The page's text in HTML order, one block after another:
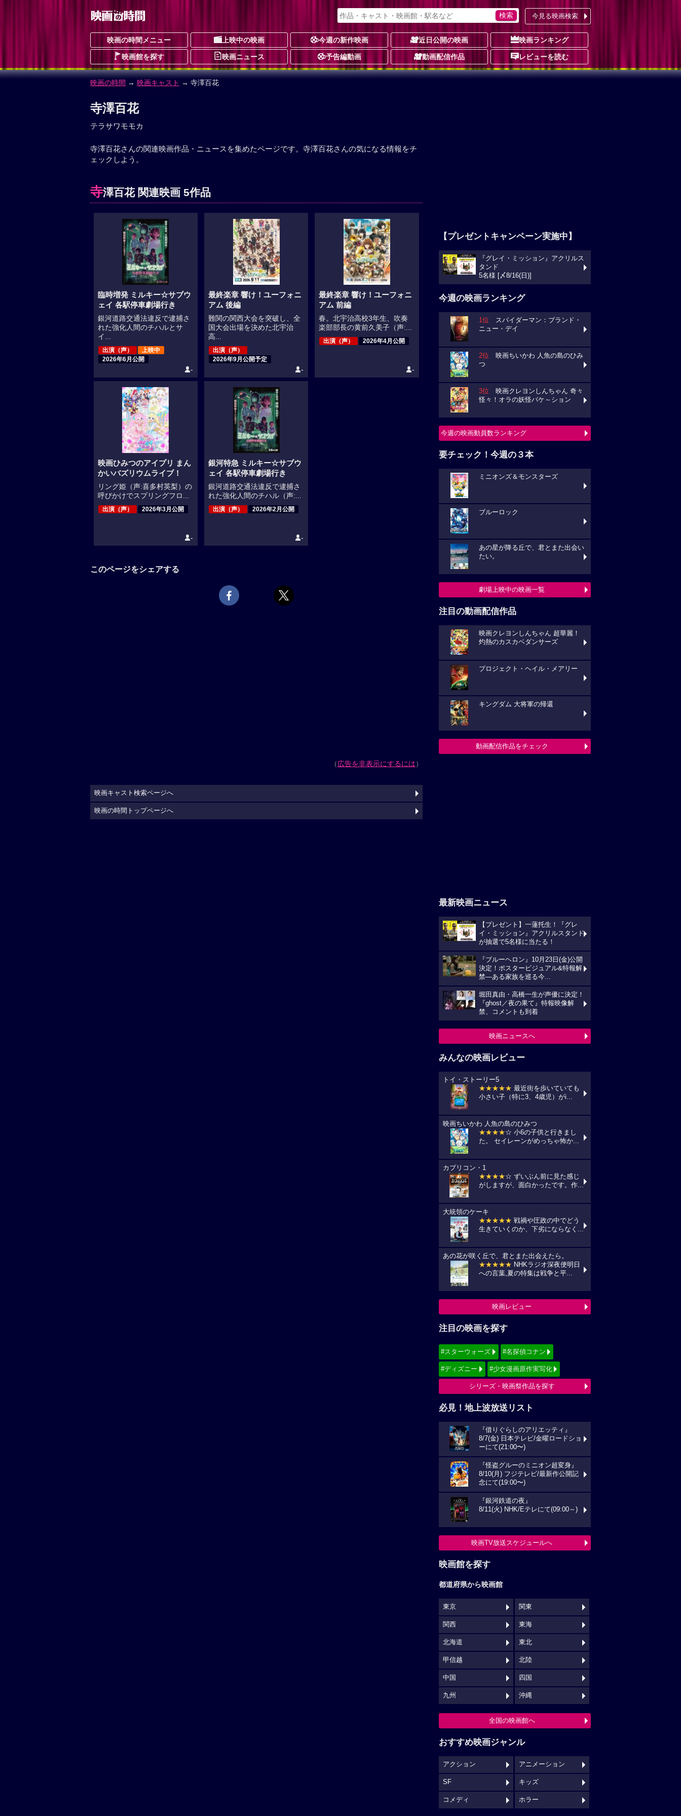
今見る映画検索
映画の時間メニュー 上映中の映画 今週の新作映画 近日公開の映画 映画ランキング
映画館を探す 映画ニュース 予告編動画 動画配信作品 レビューを読む
映画の時間 → 映画キャスト → 寺澤百花
寺澤百花
テラサワモモカ
寺澤百花さんの関連映画作品・ニュースを集めたページです。寺澤百花さんの気になる情報をチ
ェックしよう。
寺澤百花 関連映画 5作品
臨時増発 ミルキー☆サブウ
ェイ 各駅停車劇場行き
銀河道路交通法違反で逮捕さ
れた強化人間のチハルとサ
イ...
出演（声）
上映中
2026年6月公開
-
最終楽章 響け！ユーフォニ
アム 後編
難関の関西大会を突破し、全
国大会出場を決めた北宇治
高...
出演（声）
2026年9月公開予定
-
最終楽章 響け！ユーフォニ
アム 前編
春。北宇治高校3年生、吹奏
楽部部長の黄前久美子（声:...
出演（声） 2026年4月公開
-
映画ひみつのアイプリ まん
かいバズリウムライブ！
リング姫（声:喜多村英梨）の
呼びかけでスプリングフロ...
出演（声） 2026年3月公開
-
銀河特急 ミルキー☆サブウ
ェイ 各駅停車劇場行き
銀河道路交通法違反で逮捕さ
れた強化人間のチハル（声:...
出演（声） 2026年2月公開
-
このページをシェアする
（広告を非表示にするには）
【プレゼントキャンペーン実施中】
『グレイ・ミッション』アクリルス
タンド
5名様 [〆8/16(日)]
今週の映画ランキング
1位 スパイダーマン：ブランド・
ニュー・デイ
2位 映画ちいかわ 人魚の島のひみ
つ
3位 映画クレヨンしんちゃん 奇々
怪々！オラの妖怪バケ～ション
今週の映画動員数ランキング
要チェック！今週の３本
ミニオンズ＆モンスターズ
ブルーロック
あの星が降る丘で、君とまた出会い
たい。
劇場上映中の映画一覧
注目の動画配信作品
映画クレヨンしんちゃん 超華麗！
灼熱のカスカベダンサーズ
プロジェクト・ヘイル・メアリー
キングダム 大将軍の帰還
動画配信作品をチェック
最新映画ニュース
【プレゼント】一蓮托生！『グレ
イ・ミッション』アクリルスタンド
が抽選で5名様に当たる！
『ブルーヘロン』10月23日(金)公開
決定！ポスタービジュアル&特報解
禁―ある家族を巡る今...
堀田真由・高橋一生が声優に決定！
『ghost／夜の果て』特報映像解
禁、コメントも到着
映画ニュースへ
みんなの映画レビュー
トイ・ストーリー5
★★★★★ 最近街を歩いていても
小さい子（特に3、4歳児）がi...
映画ちいかわ 人魚の島のひみつ
★★★★☆ 小6の子供と行きまし
た。 セイレーンがめっちゃ怖か...
カプリコン・1
★★★★☆ ずいぶん前に見た感じ
がしますが、面白かったです。作...
大統領のケーキ
★★★★★ 戦禍や圧政の中でどう
生きていくのか、下劣にならなく...
あの花が咲く丘で、君とまた出会えたら。
★★★★★ NHKラジオ深夜便明日
への言葉,夏の特集は戦争と平...
映画レビュー
注目の映画を探す
#スターウォーズ #名探偵コナン
#ディズニー #少女漫画原作実写化
シリーズ・映画祭作品を探す
必見！地上波放送リスト
『借りぐらしのアリエッティ』
8/7(金) 日本テレビ/金曜ロードショ
ーにて(21:00〜)
『怪盗グルーのミニオン超変身』
8/10(月) フジテレビ/最新作公開記
念にて(19:00〜)
『銀河鉄道の夜』
8/11(火) NHK/Eテレにて(09:00～)
映画TV放送スケジュールへ
映画館を探す
都道府県から映画館
東京 関東
関西 東海
北海道 東北
甲信越 北陸
中国 四国
九州 沖縄
全国の映画館へ
おすすめ映画ジャンル
アクション アニメーション
SF キッズ
コメディ ホラー
映画キャスト検索ページへ
映画の時間トップページへ